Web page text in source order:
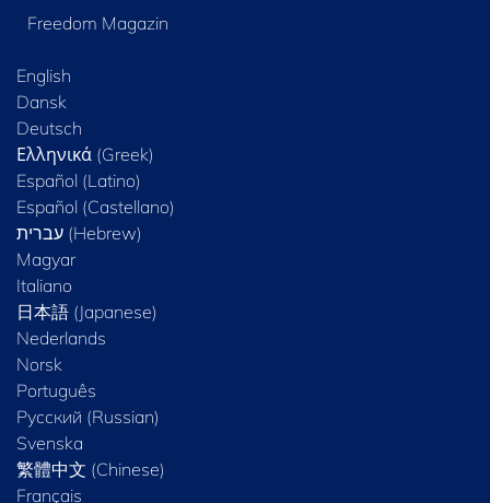
Freedom Magazin
English
Dansk
Deutsch
Ελληνικά (Greek)
Español (Latino)
Español (Castellano)
Magyar
Italiano
日本語 (Japanese)
Nederlands
Norsk
Português
Русский (Russian)
Svenska
繁體中文 (Chinese)
Français